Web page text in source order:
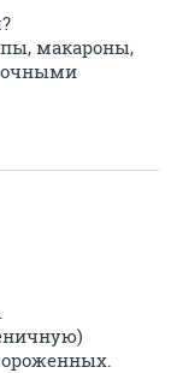
макароны,